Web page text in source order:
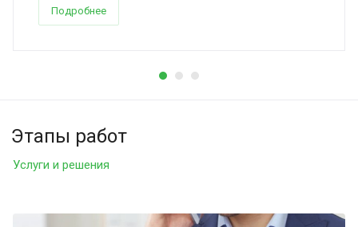
Подробнее
Услуги и решения
Этапы работ